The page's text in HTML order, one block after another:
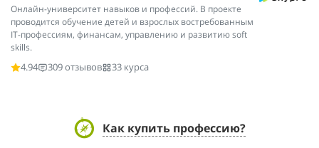
Онлайн-университет навыков и профессий. В проекте
проводится обучение детей и взрослых востребованным
IT-профессиям, финансам, управлению и развитию soft
skills.
4.94
309 отзывов 33 курса
Как купить профессию?